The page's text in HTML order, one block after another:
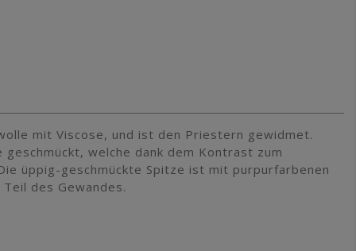
mit Viscose, und ist den Priestern gewidmet.
welche dank dem Kontrast zum
üppig-geschmückte Spitze ist mit purpurfarbenen
des Gewandes.